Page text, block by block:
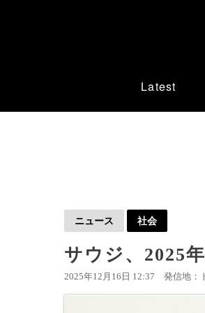
Latest
ニュース 社会
サウジ、2025
2025年12月16日 12:37 発信地：